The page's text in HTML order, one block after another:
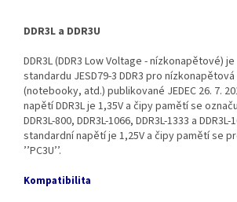
DDR3L a DDR3U
DDR3L (DDR3 Low Voltage - nízkonapětové)
standardu JESD79-3 DDR3 pro
(notebooky, atd.) publikované JEDEC 26. 7.
napětí DDR3L je 1,35V a čipy pamětí se označují
DDR3L‐800, DDR3L‐1066, DDR3L‐1333 a
standardní napětí je 1,25V a čipy pamětí se
’’PC3U’’.
Kompatibilita